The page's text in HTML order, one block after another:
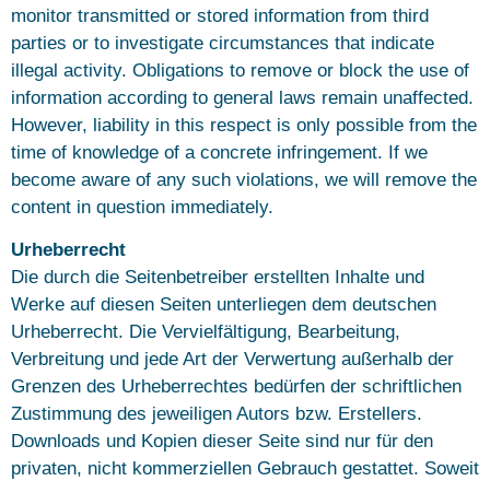
monitor transmitted or stored information from third
parties or to investigate circumstances that indicate
illegal activity. Obligations to remove or block the use of
information according to general laws remain unaffected.
However, liability in this respect is only possible from the
time of knowledge of a concrete infringement. If we
become aware of any such violations, we will remove the
content in question immediately.
Urheberrecht
Die durch die Seitenbetreiber erstellten Inhalte und
Werke auf diesen Seiten unterliegen dem deutschen
Urheberrecht. Die Vervielfältigung, Bearbeitung,
Verbreitung und jede Art der Verwertung außerhalb der
Grenzen des Urheberrechtes bedürfen der schriftlichen
Zustimmung des jeweiligen Autors bzw. Erstellers.
Downloads und Kopien dieser Seite sind nur für den
privaten, nicht kommerziellen Gebrauch gestattet. Soweit